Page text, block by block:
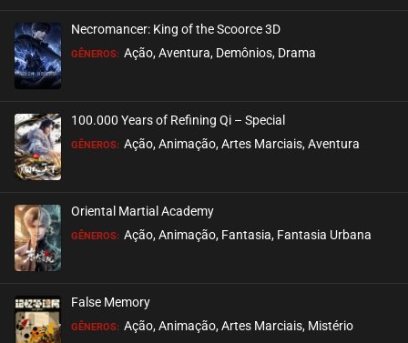
EPISÓDIO 22
setembro 28, 2020
EPISÓDIO 21
setembro 28, 2020
EPISÓDIO 20
setembro 28, 2020
EPISÓDIO 19
setembro 28, 2020
Necromancer: King of the Scoorce 3D
GÊNEROS: Ação, Aventura, Demônios, Drama
100.000 Years of Refining Qi – Special
GÊNEROS: Ação, Animação, Artes Marciais, Aventura
Oriental Martial Academy
GÊNEROS: Ação, Animação, Fantasia, Fantasia Urbana
False Memory
GÊNEROS: Ação, Animação, Artes Marciais, Mistério